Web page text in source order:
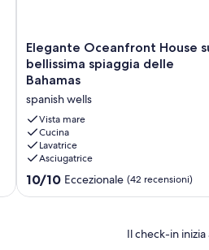
Elegante
Oceanfront
House
bellissima
spiaggia
delle
Bahamas
spanish
wells
Elegante Oceanfront House
bellissima spiaggia delle
Bahamas
spanish wells
Vista mare
Cucina
Lavatrice
Asciugatrice
10.0
su
10/10 Eccezionale (42 recensioni)
Il check-in